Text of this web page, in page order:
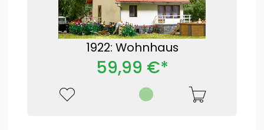
1922: Wohnhaus
59,99 €*